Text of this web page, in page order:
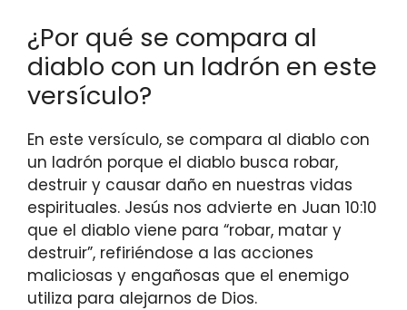
¿Por qué se compara al
diablo con un ladrón en este
versículo?
En este versículo, se compara al diablo con
un ladrón porque el diablo busca robar,
destruir y causar daño en nuestras vidas
espirituales. Jesús nos advierte en Juan 10:10
que el diablo viene para “robar, matar y
destruir”, refiriéndose a las acciones
maliciosas y engañosas que el enemigo
utiliza para alejarnos de Dios.